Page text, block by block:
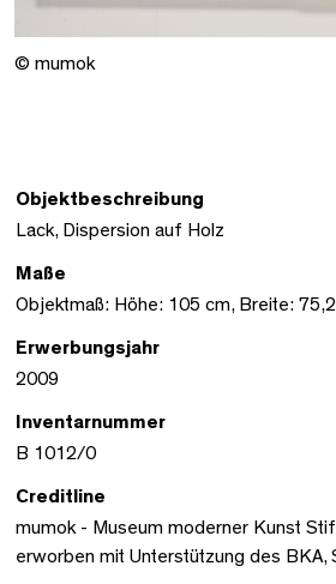
© mumok
Objektbeschreibung
Lack, Dispersion auf Holz
Maße
Objektmaß: Höhe: 105 cm, Breite:
Erwerbungsjahr
2009
Inventarnummer
B 1012/0
Creditline
mumok - Museum moderner Kunst
erworben mit Unterstützung des BKA,